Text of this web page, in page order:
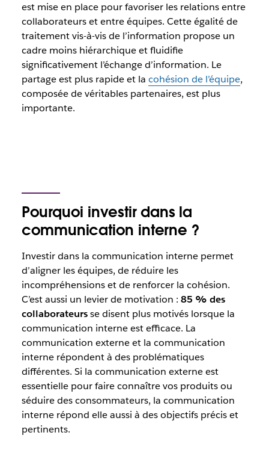
est mise en place pour favoriser les relations entre
collaborateurs et entre équipes. Cette égalité de
traitement vis-à-vis de l’information propose un
cadre moins hiérarchique et fluidifie
significativement l’échange d’information. Le
partage est plus rapide et la cohésion de l’équipe,
composée de véritables partenaires, est plus
importante.
Pourquoi investir dans la
communication interne ?
Investir dans la communication interne permet
d’aligner les équipes, de réduire les
incompréhensions et de renforcer la cohésion.
C’est aussi un levier de motivation : 85 % des
collaborateursse disent plus motivés lorsque la
communication interne est efficace. La
communication externe et la communication
interne répondent à des problématiques
différentes. Si la communication externe est
essentielle pour faire connaître vos produits ou
séduire des consommateurs, la communication
interne répond elle aussi à des objectifs précis et
pertinents.